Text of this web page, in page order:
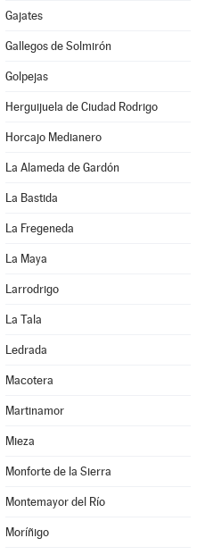
Gajates
Gallegos de Solmirón
Golpejas
Herguijuela de Ciudad Rodrigo
Horcajo Medianero
La Alameda de Gardón
La Bastida
La Fregeneda
La Maya
Larrodrigo
La Tala
Ledrada
Macotera
Martinamor
Mieza
Monforte de la Sierra
Montemayor del Río
Moríñigo